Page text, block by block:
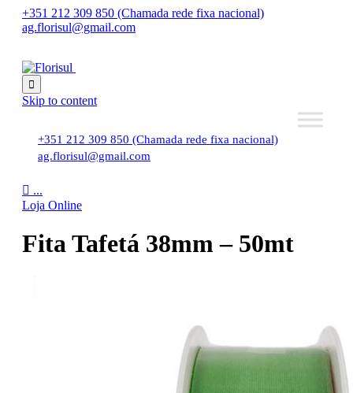
+351 212 309 850 (Chamada rede fixa nacional)
ag.florisul@gmail.com

Skip to content
+351 212 309 850 (Chamada rede fixa nacional)
ag.florisul@gmail.com
 ...
Loja Online
Fita Tafetá 38mm – 50mt